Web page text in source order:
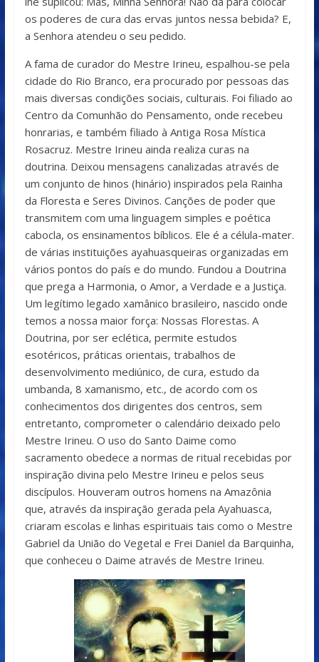
os poderes de cura das ervas juntos nessa bebida? E,
a Senhora atendeu o seu pedido.
A fama de curador do Mestre Irineu, espalhou-se pela
cidade do Rio Branco, era procurado por pessoas das
mais diversas condições sociais, culturais. Foi filiado ao
Centro da Comunhão do Pensamento, onde recebeu
honrarias, e também filiado à Antiga Rosa Mística
Rosacruz. Mestre Irineu ainda realiza curas na
doutrina. Deixou mensagens canalizadas através de
um conjunto de hinos (hinário) inspirados pela Rainha
da Floresta e Seres Divinos. Canções de poder que
transmitem com uma linguagem simples e poética
cabocla, os ensinamentos bíblicos. Ele é a célula-mater.
de várias instituições ayahuasqueiras organizadas em
vários pontos do país e do mundo. Fundou a Doutrina
que prega a Harmonia, o Amor, a Verdade e a Justiça.
Um legítimo legado xamânico brasileiro, nascido onde
temos a nossa maior força: Nossas Florestas. A
Doutrina, por ser eclética, permite estudos
esotéricos, práticas orientais, trabalhos de
desenvolvimento mediúnico, de cura, estudo da
umbanda, 8 xamanismo, etc., de acordo com os
conhecimentos dos dirigentes dos centros, sem
entretanto, comprometer o calendário deixado pelo
Mestre Irineu. O uso do Santo Daime como
sacramento obedece a normas de ritual recebidas por
inspiração divina pelo Mestre Irineu e pelos seus
discípulos. Houveram outros homens na Amazônia
que, através da inspiração gerada pela Ayahuasca,
criaram escolas e linhas espirituais tais como o Mestre
Gabriel da União do Vegetal e Frei Daniel da Barquinha,
que conheceu o Daime através de Mestre Irineu.